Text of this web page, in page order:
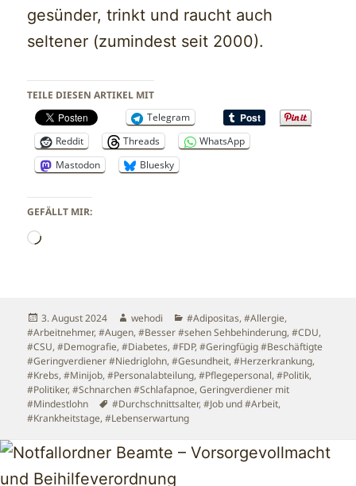
gesünder, trinkt und raucht auch
seltener (zumindest seit 2000).
TEILE DIESEN ARTIKEL MIT
Telegram
Reddit
Threads
WhatsApp
Mastodon
Bluesky
GEFÄLLT MIR:
Wird
Veröffentlicht
am
3. August 2024 Autor
wehodi Kategorien
#Adipositas,#Allergie,
#Arbeitnehmer,#Augen,#Besser #sehen Sehbehinderung,#CDU,
#CSU,#Demografie,#Diabetes,#FDP,#Geringfügig #Beschäftigte
#Geringverdiener #Niedriglohn,#Gesundheit,#Herzerkrankung,
#Krebs,#Minijob,#Personalabteilung,#Pflegepersonal,#Politik,
#Politiker,#Schnarchen #Schlafapnoe,Geringverdiener mit
#Mindestlohn
Schlagwörter
#Durchschnittsalter,#Job und #Arbeit,
#Krankheitstage,#Lebenserwartung